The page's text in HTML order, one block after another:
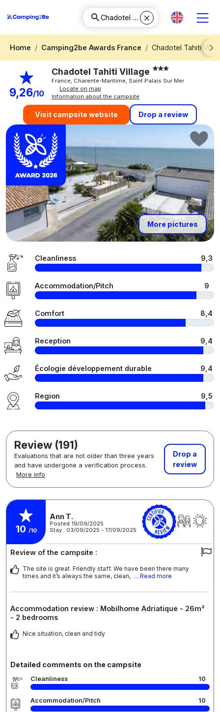
Home Camping2be Awards France
Chadotel Tahiti
Next
9,26/10
Chadotel Tahiti Village
France, Charente-Maritime, Saint Palais Sur Mer
Locate on map
Information about the campsite
Visit campsite website Drop a review
More pictures
Cleanliness 9,3
Accommodation/Pitch 9
Comfort 8,4
Reception 9,4
Écologie développement durable 9,4
Region 9,5
Review (191)
Evaluations that are not older than three years
and have undergone a verification process.
More info
Drop a
review
10 /10
Ann T.
Posted 19/09/2025
Stay : 03/09/2025 - 17/09/2025
Review of the campsite :
The site is great. Friendly staff. We have been there many
times and it’s always the same, clean, ... Read more
Accommodation review : Mobilhome Adriatique - 26m²
- 2 bedrooms
Nice situation, clean and tidy
Detailed comments on the campsite
Cleanliness 10
Accommodation/Pitch 10